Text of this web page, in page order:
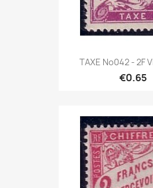
TAXE No042 - 2F
€0.65